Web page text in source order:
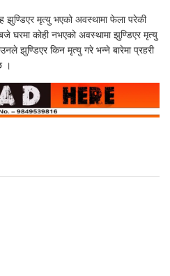
झुण्डिएर मृत्यु भएको अवस्थामा फेला परेकी
कोही नभएको अवस्थामा झुण्डिएर मृत्यु
झुण्डिएर किन मृत्यु गरे भन्ने बारेमा प्रहरी
।